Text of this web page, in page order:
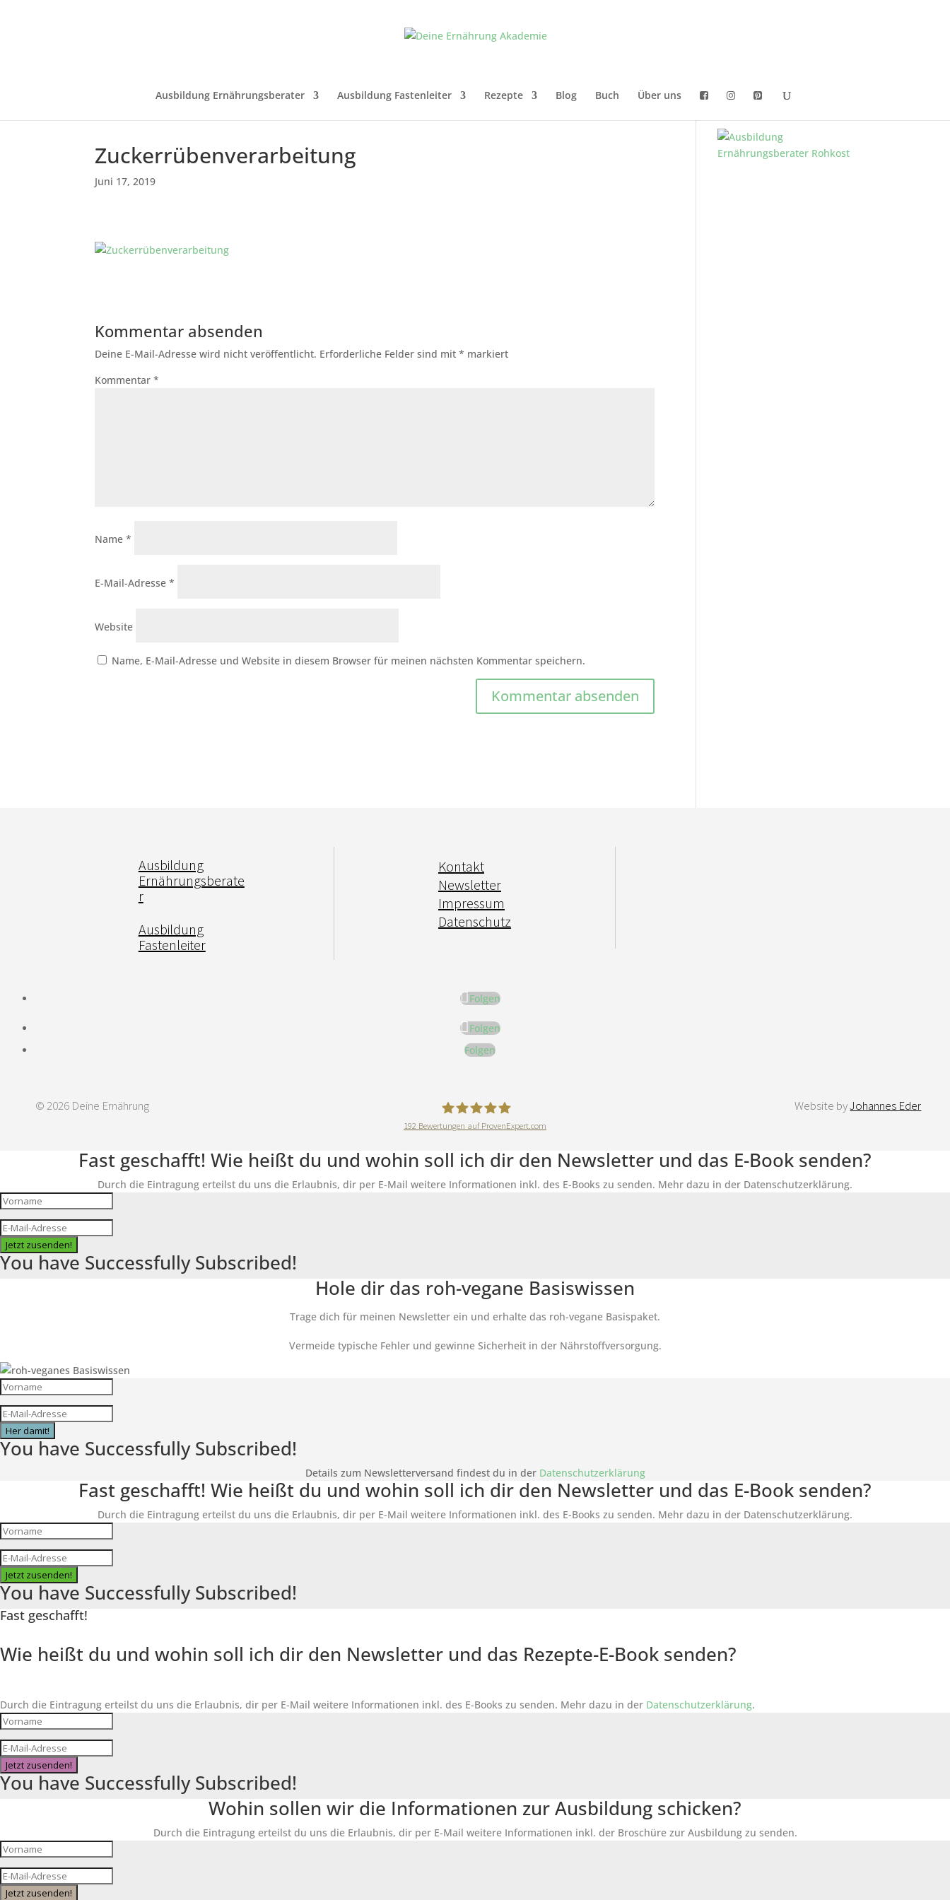
Ausbildung Ernährungsberater Ausbildung Fastenleiter Rezepte Blog Buch Über uns
Zuckerrübenverarbeitung
Juni 17, 2019
Kommentar absenden
Deine E-Mail-Adresse wird nicht veröffentlicht. Erforderliche Felder sind mit* markiert
Kommentar*
Name*
E-Mail-Adresse*
Website
Name, E-Mail-Adresse und Website in diesem Browser für meinen nächsten Kommentar speichern.
Ausbildung
Ernährungsberate
r
Ausbildung
Fastenleiter
Kontakt
Newsletter
Impressum
Datenschutz
Folgen
Folgen
Folgen
© 2026 Deine Ernährung
DeineErnährungAkademie
192 Bewertungen auf ProvenExpert.com
Website byJohannes Eder
Fast geschafft! Wie heißt du und wohin soll ich dir den Newsletter und das E-Book senden?
Durch die Eintragung erteilst du uns die Erlaubnis, dir per E-Mail weitere Informationen inkl. des E-Books zu senden. Mehr dazu in der Datenschutzerklärung.
Jetzt zusenden!
You have Successfully Subscribed!
Hole dir das roh-vegane Basiswissen
Trage dich für meinen Newsletter ein und erhalte das roh-vegane Basispaket.
Vermeide typische Fehler und gewinne Sicherheit in der Nährstoffversorgung.
Her damit!
You have Successfully Subscribed!
Details zum Newsletterversand findest du in der Datenschutzerklärung
Fast geschafft! Wie heißt du und wohin soll ich dir den Newsletter und das E-Book senden?
Durch die Eintragung erteilst du uns die Erlaubnis, dir per E-Mail weitere Informationen inkl. des E-Books zu senden. Mehr dazu in der Datenschutzerklärung.
Jetzt zusenden!
You have Successfully Subscribed!
Fast geschafft!
Wie heißt du und wohin soll ich dir den Newsletter und das Rezepte-E-Book senden?
Durch die Eintragung erteilst du uns die Erlaubnis, dir per E-Mail weitere Informationen inkl. des E-Books zu senden. Mehr dazu in der Datenschutzerklärung.
Jetzt zusenden!
You have Successfully Subscribed!
Wohin sollen wir die Informationen zur Ausbildung schicken?
Durch die Eintragung erteilst du uns die Erlaubnis, dir per E-Mail weitere Informationen inkl. der Broschüre zur Ausbildung zu senden.
Jetzt zusenden!